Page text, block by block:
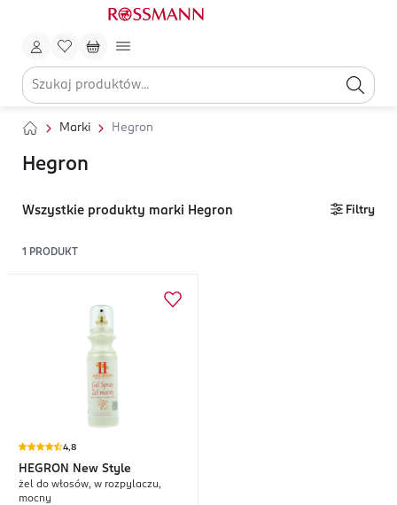
Marki Hegron
Hegron
Wszystkie produkty marki Hegron Filtry
1 PRODUKT
4,8
HEGRON New Style
żel do włosów, w rozpylaczu,
mocny